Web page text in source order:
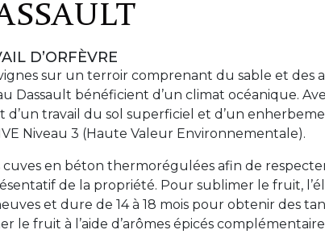
D’ORFÈVRE
sur un terroir comprenant du sable et des
Dassault bénéficient d’un climat océanique.
d’un travail du sol superficiel et d’un
Niveau 3 (Haute Valeur Environnementale).
cuves en béton thermorégulées afin de
de la propriété. Pour sublimer le fruit,
et dure de 14 à 18 mois pour obtenir des
le fruit à l’aide d’arômes épicés